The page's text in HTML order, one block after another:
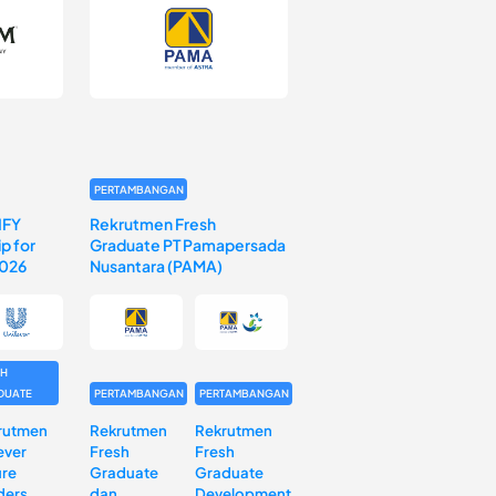
for
PERTAMBANGAN
Rekrutmen Fresh
Graduate PT Pamapersada
Nusantara (PAMA)
PERTAMBANGAN
Rekrutmen
Fresh
Graduate
PERTAMBANGAN
Rekrutmen
Fresh
Graduate